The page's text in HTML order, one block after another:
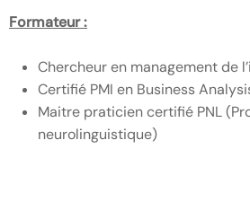
Formateur :
Chercheur en management de
Certifié PMI en Business
Maitre praticien certifié PNL
neurolinguistique)